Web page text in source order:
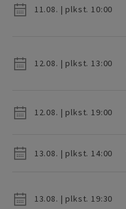
11.08. | plkst. 10:00
12.08. | plkst. 13:00
12.08. | plkst. 19:00
13.08. | plkst. 14:00
13.08. | plkst. 19:30